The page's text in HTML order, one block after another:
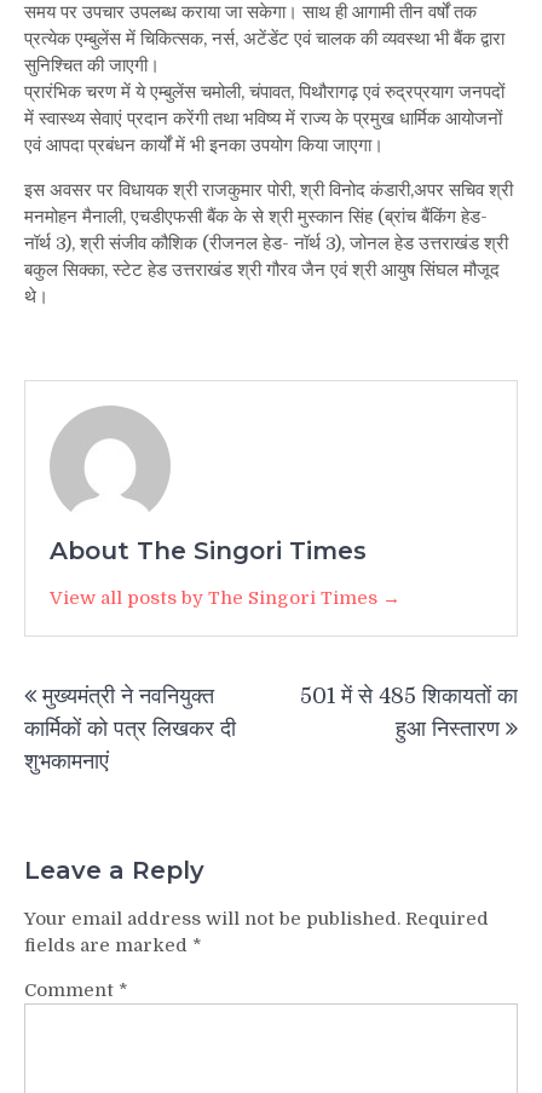
समय पर उपचार उपलब्ध कराया जा सकेगा। साथ ही आगामी तीन वर्षों तक
प्रत्येक एम्बुलेंस में चिकित्सक, नर्स, अटेंडेंट एवं चालक की व्यवस्था भी बैंक द्वारा
सुनिश्चित की जाएगी।
प्रारंभिक चरण में ये एम्बुलेंस चमोली, चंपावत, पिथौरागढ़ एवं रुद्रप्रयाग जनपदों
में स्वास्थ्य सेवाएं प्रदान करेंगी तथा भविष्य में राज्य के प्रमुख धार्मिक आयोजनों
एवं आपदा प्रबंधन कार्यों में भी इनका उपयोग किया जाएगा।
इस अवसर पर विधायक श्री राजकुमार पोरी, श्री विनोद कंडारी,अपर सचिव श्री
मनमोहन मैनाली, एचडीएफसी बैंक के से श्री मुस्कान सिंह (ब्रांच बैंकिंग हेड-
नॉर्थ 3), श्री संजीव कौशिक (रीजनल हेड- नॉर्थ 3), जोनल हेड उत्तराखंड श्री
बकुल सिक्का, स्टेट हेड उत्तराखंड श्री गौरव जैन एवं श्री आयुष सिंघल मौजूद
थे।
About The Singori Times
View all posts by The Singori Times →
navigation
मुख्यमंत्री ने नवनियुक्त
कार्मिकों को पत्र लिखकर दी
शुभकामनाएं
501 में से 485 शिकायतों का
हुआ निस्तारण
Leave a Reply
Your email address will not be published. Required
fields are marked *
Comment *